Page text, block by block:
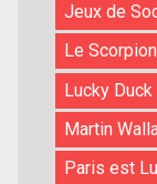
Jeux de
Le
Lucky Duck
Martin
Paris est